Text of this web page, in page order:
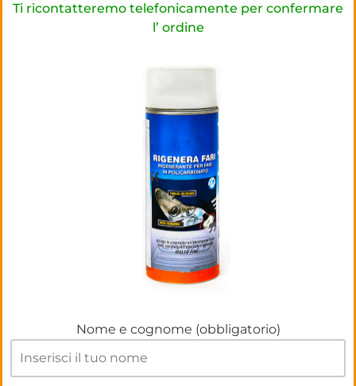
Ti ricontatteremo telefonicamente per confermare
l’ ordine
Nome e cognome (obbligatorio)